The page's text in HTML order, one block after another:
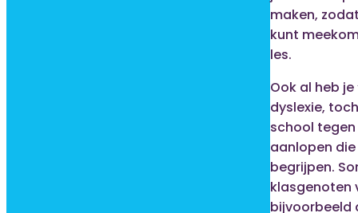
maken,
kunt
les.
Ook al heb je
dyslexie,
school
aanlopen
begrijpen.
klasgenoten
bijvoorbeeld